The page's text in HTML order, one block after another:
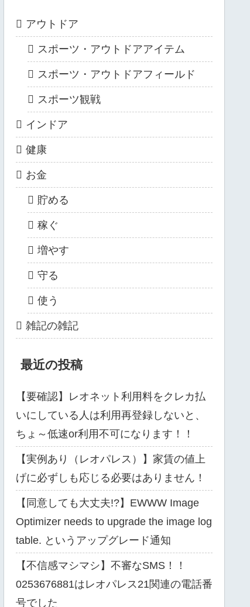
アウトドア
スポーツ・アウトドアアイテム
スポーツ・アウトドアフィールド
スポーツ観戦
インドア
健康
お金
貯める
稼ぐ
増やす
守る
使う
雑記の雑記
最近の投稿
【要確認】レオネット利用料をクレカ払
いにしている人は利用再登録しないと、
ちょ～低速or利用不可になります！！
【実例あり（レオパレス）】家賃の値上
げに必ずしも応じる必要はありません！
【同意しても大丈夫!?】EWWW Image
Optimizer needs to upgrade the image log
table. というアップグレード通知
【不信感マシマシ】不審なSMS！！
0253676881はレオパレス21関連の電話番
号でした